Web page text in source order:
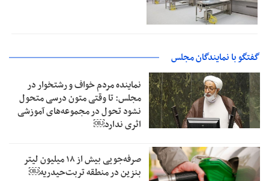
گفتگو با نمایندگان مجلس
نماینده مردم خواف و رشتخوار در
مجلس: تا وقتی متون درسی متحول
نشود تحول در مجموعه‌های آموزشی
اثری ندارد￼
صرفه‌جویی بیش از ۱۸ میلیون لیتر
بنزین در منطقه تربت‌حیدریه￼